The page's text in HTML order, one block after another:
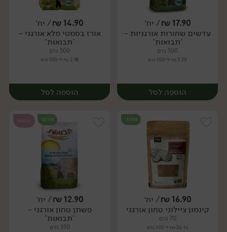
יח׳ יח׳
17.90
₪/ יח׳
עדשים שחורות אורגניות -
'תבואות'
500 גרם
3.58 ₪ ל-100 גרם
הוספה לסל
יח׳
14.90
₪/ יח׳
אורז בסמטי מלא אורגני -
'תבואות'
500 גרם
2.98 ₪ ל-100 גרם
הוספה לסל
יח׳
אורגני
16.90
₪/ יח׳
קינמון ציילוני טחון אורגני
70 גרם
24.14 ₪ ל-100 גרם
אורגני טבעוני
12.90
₪/ יח׳
פשתן טחון אורגני -
'תבואות'
350 גרם